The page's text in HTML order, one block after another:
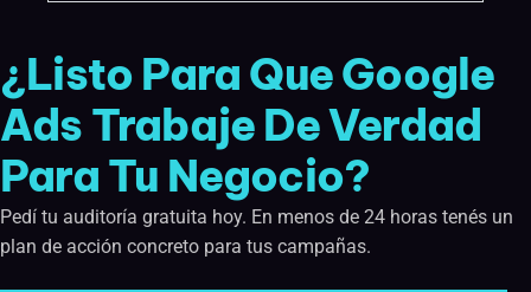
¿Listo Para Que Google
Ads Trabaje De Verdad
Para Tu Negocio?
Pedí tu auditoría gratuita hoy. En menos de 24 horas tenés un
plan de acción concreto para tus campañas.